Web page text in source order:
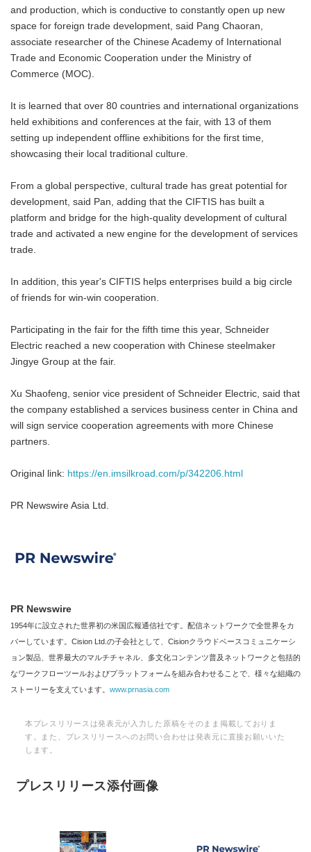
and production, which is conductive to constantly open up new
space for foreign trade development, said Pang Chaoran,
associate researcher of the Chinese Academy of International
Trade and Economic Cooperation under the Ministry of
Commerce (MOC).
It is learned that over 80 countries and international organizations
held exhibitions and conferences at the fair, with 13 of them
setting up independent offline exhibitions for the first time,
showcasing their local traditional culture.
From a global perspective, cultural trade has great potential for
development, said Pan, adding that the CIFTIS has built a
platform and bridge for the high-quality development of cultural
trade and activated a new engine for the development of services
trade.
In addition, this year's CIFTIS helps enterprises build a big circle
of friends for win-win cooperation.
Participating in the fair for the fifth time this year, Schneider
Electric reached a new cooperation with Chinese steelmaker
Jingye Group at the fair.
Xu Shaofeng, senior vice president of Schneider Electric, said that
the company established a services business center in China and
will sign service cooperation agreements with more Chinese
partners.
Original link: https://en.imsilkroad.com/p/342206.html
PR Newswire Asia Ltd.
PR Newswire
1954年に設立された世界初の米国広報通信社です。配信ネットワークで全世界をカ
バーしています。Cision Ltd.の子会社として、Cisionクラウドベースコミュニケーシ
ョン製品、世界最大のマルチチャネル、多文化コンテンツ普及ネットワークと包括的
なワークフローツールおよびプラットフォームを組み合わせることで、様々な組織の
ストーリーを支えています。 www.prnasia.com
本プレスリリースは発表元が入力した原稿をそのまま掲載しておりま
す。また、プレスリリースへのお問い合わせは発表元に直接お願いいた
します。
プレスリリース添付画像